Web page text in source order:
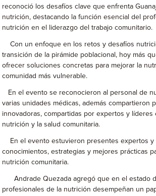
reconoció los desafíos clave que enfrenta
nutrición, destacando la función esencial del
nutrición en el liderazgo del trabajo comunitario.
Con un enfoque en los retos y desafíos
transición de la pirámide poblacional, hoy más
ofrecer soluciones concretas para mejorar la
comunidad más vulnerable.
En el evento se reconocieron al personal de
varias unidades médicas, además compartieron
innovadoras, compartidas por expertos y líderes
nutrición y la salud comunitaria.
En el evento estuvieron presentes expertos y
conocimientos, estrategias y mejores prácticas
nutrición comunitaria.
Andrade Quezada agregó que en el estado
profesionales de la nutrición desempeñan un